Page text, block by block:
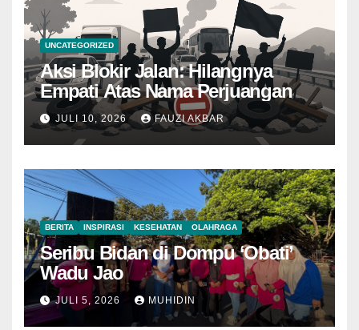
UNCATEGORIZED
Aksi Blokir Jalan: Hilangnya
Empati Atas Nama Perjuangan
JULI 10, 2026 FAUZI AKBAR
BERITA INSPIRASI KESEHATAN OLAHRAGA
Seribu Bidan di Dompu ‘Obati’
Wadu Jao
JULI 5, 2026 MUHIDIN